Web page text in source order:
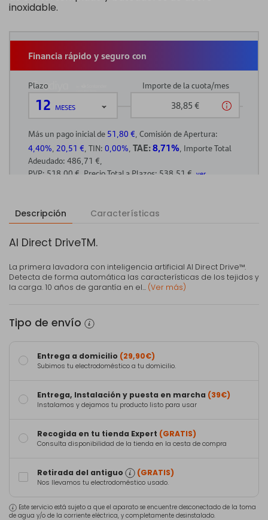
inoxidable.
Descripción Características
AI Direct DriveTM.
La primera lavadora con inteligencia artificial AI Direct Drive™.
Detecta de forma automática las características de los tejidos y
la carga. 10 años de garantía en el... (Ver más)
Tipo de envío
Entrega a domicilio (29,90€)
Subimos tu electrodoméstico a tu domicilio.
Entrega, Instalación y puesta en marcha (39€)
Instalamos y dejamos tu producto listo para usar
Recogida en tu tienda Expert (GRATIS)
Consulta disponibilidad de la tienda en la cesta de compra
Retirada del antiguo (GRATIS)
Nos llevamos tu electrodoméstico usado.
Este servicio está sujeto a que el aparato se encuentre desconectado de la toma
de agua y/o de la corriente eléctrica, y completamente desinstalado.